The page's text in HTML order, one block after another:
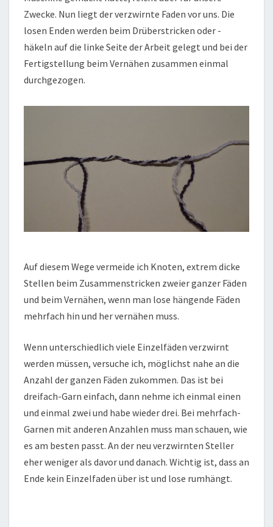
Zwecke. Nun liegt der verzwirnte Faden vor uns. Die
losen Enden werden beim Drüberstricken oder -
häkeln auf die linke Seite der Arbeit gelegt und bei der
Fertigstellung beim Vernähen zusammen einmal
durchgezogen.
Auf diesem Wege vermeide ich Knoten, extrem dicke
Stellen beim Zusammenstricken zweier ganzer Fäden
und beim Vernähen, wenn man lose hängende Fäden
mehrfach hin und her vernähen muss.
Wenn unterschiedlich viele Einzelfäden verzwirnt
werden müssen, versuche ich, möglichst nahe an die
Anzahl der ganzen Fäden zukommen. Das ist bei
dreifach-Garn einfach, dann nehme ich einmal einen
und einmal zwei und habe wieder drei. Bei mehrfach-
Garnen mit anderen Anzahlen muss man schauen, wie
es am besten passt. An der neu verzwirnten Steller
eher weniger als davor und danach. Wichtig ist, dass an
Ende kein Einzelfaden über ist und lose rumhängt.